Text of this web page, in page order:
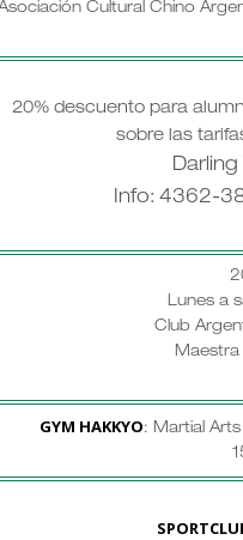
Cultural Chino
20% descuento para
sobre las
Darling
Info: 4362-
Lunes a
Club
Maestra
GYM HAKKYO: Martial